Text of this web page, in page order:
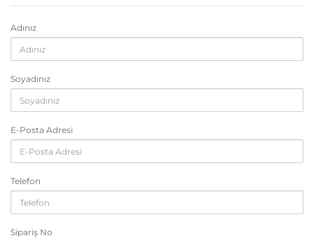
Adınız
Soyadınız
E-Posta Adresi
Telefon
Sipariş No